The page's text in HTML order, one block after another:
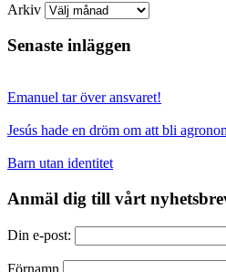
Arkiv
Senaste inläggen
Emanuel tar över ansvaret!
Jesús hade en dröm om att bli
Barn utan identitet
Anmäl dig till vårt
Din e-post:
Förnamn